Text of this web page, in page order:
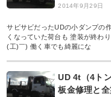
2014年9月29日
サビサビだったUDの小ダンプの
くなっていた荷台も 塗装が終わ
(工)￣) 働く車でも綺麗にな
UD 4t（4ト
板金修理と全